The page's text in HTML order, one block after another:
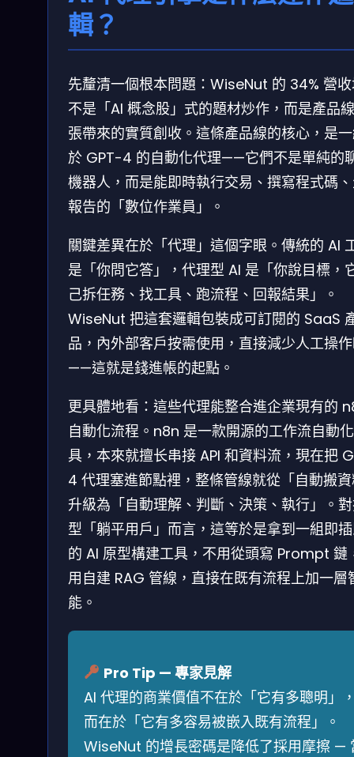
輯？
先釐清一個根本問題：WiseNut 的 34% 營
不是「AI 概念股」式的題材炒作，而是產品
張帶來的實質創收。這條產品線的核心，是
於 GPT-4 的自動化代理——它們不是單純的
機器人，而是能即時執行交易、撰寫程式碼
報告的「數位作業員」。
關鍵差異在於「代理」這個字眼。傳統的 AI
是「你問它答」，代理型 AI 是「你說目標，
己拆任務、找工具、跑流程、回報結果」。
WiseNut 把這套邏輯包裝成可訂閱的 SaaS
品，內外部客戶按需使用，直接減少人工操
——這就是錢進帳的起點。
更具體地看：這些代理能整合進企業現有的
自動化流程。n8n 是一款開源的工作流自動
具，本來就擅长串接 API 和資料流，現在把
4 代理塞進節點裡，整條管線就從「自動搬
升級為「自動理解、判斷、決策、執行」。
型「躺平用戶」而言，這等於是拿到一組即
的 AI 原型構建工具，不用從頭寫 Prompt 鏈
用自建 RAG 管線，直接在既有流程上加一層
能。
Pro Tip — 專家見解
AI 代理的商業價值不在於「它有多聰明」
而在於「它有多容易被嵌入既有流程」。
WiseNut 的增長密碼是降低了採用摩擦 —